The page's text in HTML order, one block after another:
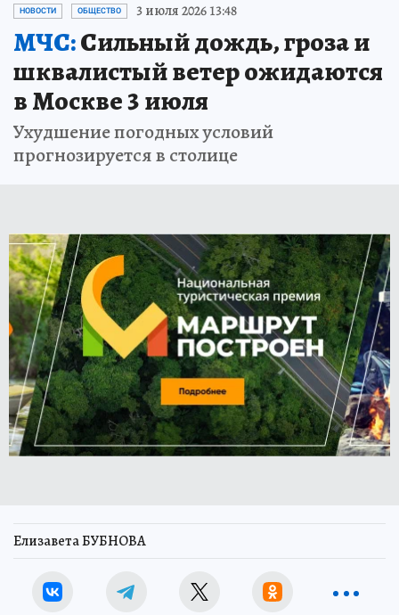
НОВОСТИ ОБЩЕСТВО 3 июля 2026 13:48
МЧС:Сильный дождь, гроза и
шквалистый ветер ожидаются
в Москве 3 июля
Ухудшение погодных условий
прогнозируется в столице
Елизавета БУБНОВА